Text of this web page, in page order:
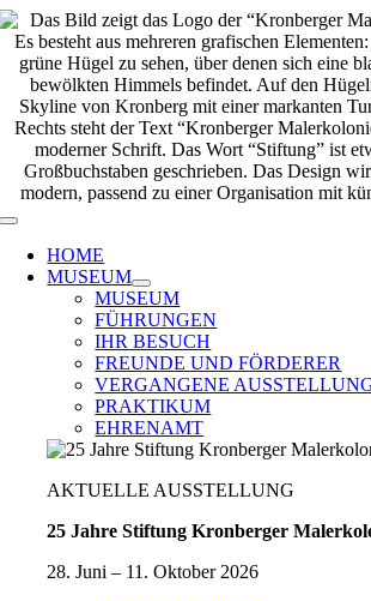
Zum
Inhalt
springen
Toggle
Navigation
HOME
MUSEUM
MUSEUM
FÜHRUNGEN
IHR BESUCH
FREUNDE UND FÖRDERER
VERGANGENE
PRAKTIKUM
EHRENAMT
AKTUELLE AUSSTELLUNG
25 Jahre Stiftung Kronberger
28. Juni – 11. Oktober 2026